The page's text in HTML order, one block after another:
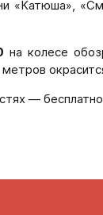
«Катюша»,
на колесе
—